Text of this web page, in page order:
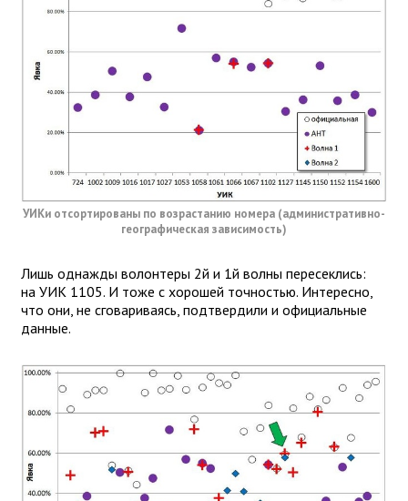
УИКи отсортированы по возрастанию номера (административно-
географическая зависимость)
Лишь однажды волонтеры 2й и 1й волны пересеклись:
на УИК 1105. И тоже с хорошей точностью. Интересно,
что они, не сговариваясь, подтвердили и официальные
данные.